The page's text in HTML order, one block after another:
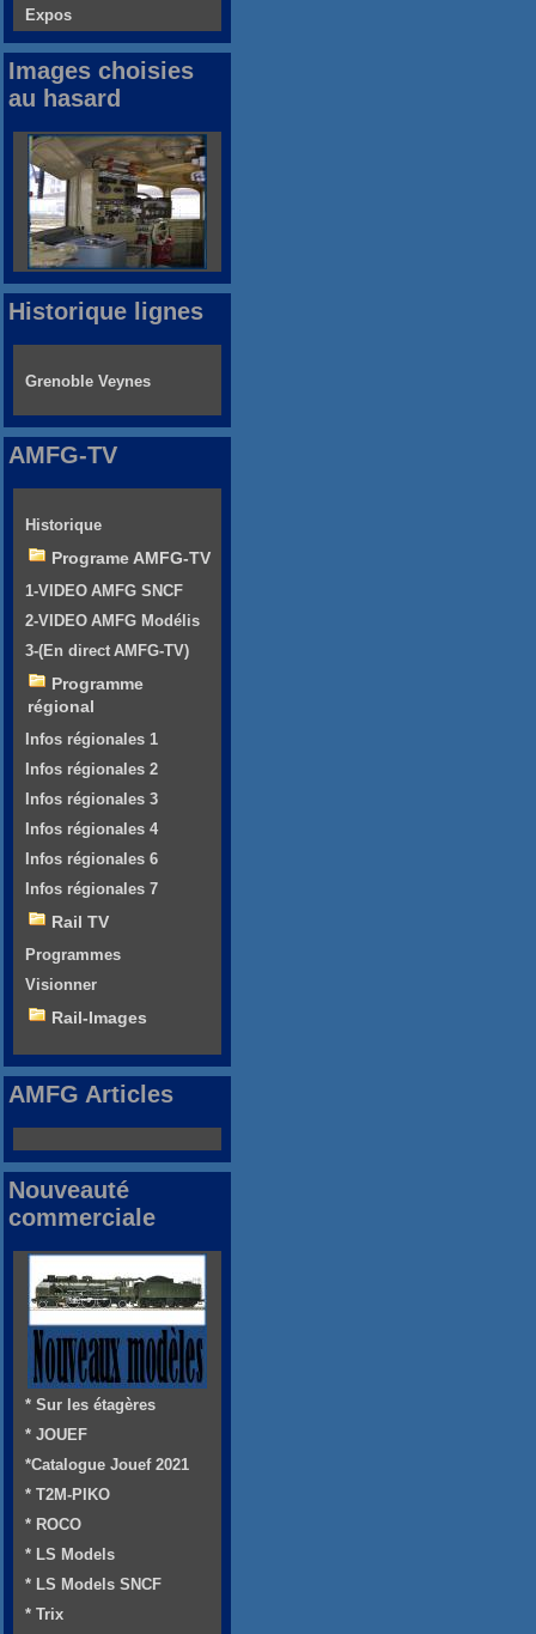
Expos
Images choisies
au hasard
Historique lignes
Grenoble Veynes
AMFG-TV
Historique
Programe AMFG-TV
1-VIDEO AMFG SNCF
2-VIDEO AMFG Modélis
3-(En direct AMFG-TV)
Programme
régional
Infos régionales 1
Infos régionales 2
Infos régionales 3
Infos régionales 4
Infos régionales 6
Infos régionales 7
Rail TV
Programmes
Visionner
Rail-Images
AMFG Articles
Nouveauté
commerciale
* Sur les étagères
* JOUEF
*Catalogue Jouef 2021
* T2M-PIKO
* ROCO
* LS Models
* LS Models SNCF
* Trix